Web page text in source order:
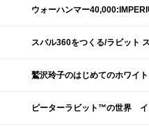
ウォーハンマー
スバル360をつくる/ラビット
鷲沢玲子のはじめてのホワイ
ピーターラビット™の世界 イ